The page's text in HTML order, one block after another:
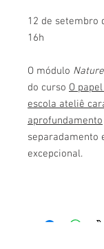
12 de setembro
16h
O módulo
do curso O
escola ateliê
aprofundamento
separadamento
excepcional.